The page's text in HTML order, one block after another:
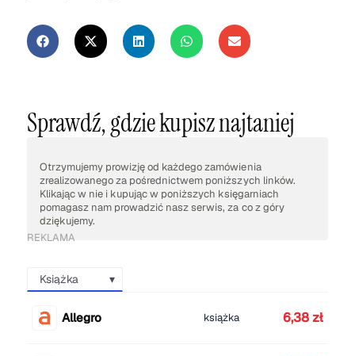
Sprawdź, gdzie kupisz najtaniej
Otrzymujemy prowizję od każdego zamówienia
zrealizowanego za pośrednictwem poniższych linków.
Klikając w nie i kupując w poniższych księgarniach
pomagasz nam prowadzić nasz serwis, za co z góry
dziękujemy.
REKLAMA
Książka
Allegro książka 6,38 zł